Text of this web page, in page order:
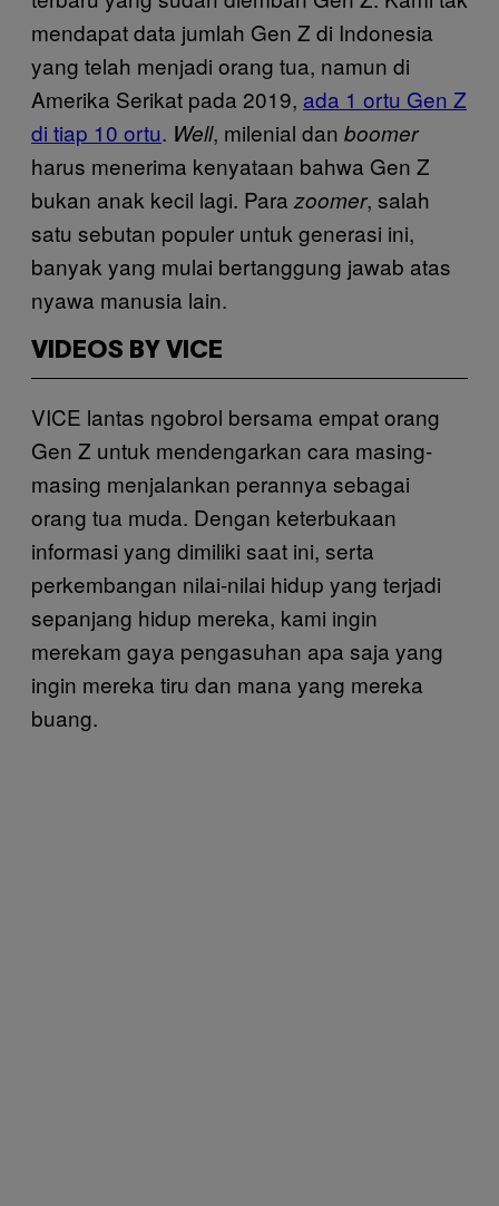
mendapat data jumlah Gen Z di Indonesia
yang telah menjadi orang tua, namun di
Amerika Serikat pada 2019, ada 1 ortu Gen Z
di tiap 10 ortu. Well, milenial dan boomer
harus menerima kenyataan bahwa Gen Z
bukan anak kecil lagi. Para zoomer, salah
satu sebutan populer untuk generasi ini,
banyak yang mulai bertanggung jawab atas
nyawa manusia lain.
VIDEOS BY VICE
VICE lantas ngobrol bersama empat orang
Gen Z untuk mendengarkan cara masing-
masing menjalankan perannya sebagai
orang tua muda. Dengan keterbukaan
informasi yang dimiliki saat ini, serta
perkembangan nilai-nilai hidup yang terjadi
sepanjang hidup mereka, kami ingin
merekam gaya pengasuhan apa saja yang
ingin mereka tiru dan mana yang mereka
buang.